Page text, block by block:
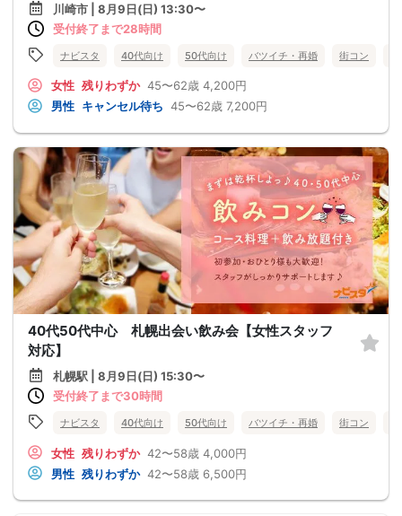
川崎市 | 8月9日(日) 13:30〜
受付終了まで28時間
ナビスタ 40代向け 50代向け バツイチ・再婚 街コン
女性 残りわずか 45〜62歳 4,200円
男性 キャンセル待ち 45〜62歳 7,200円
40代50代中心 札幌出会い飲み会【女性スタッフ
対応】
札幌駅 | 8月9日(日) 15:30〜
受付終了まで30時間
ナビスタ 40代向け 50代向け バツイチ・再婚 街コン
女性 残りわずか 42〜58歳 4,000円
男性 残りわずか 42〜58歳 6,500円